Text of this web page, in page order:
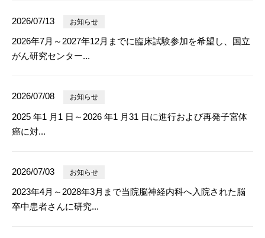
2026/07/13 お知らせ
2026年7月～2027年12月までに臨床試験参加を希望し、国立
がん研究センター...
2026/07/08 お知らせ
2025 年1 月1 日～2026 年1 月31 日に進行および再発子宮体
癌に対...
2026/07/03 お知らせ
2023年4月～2028年3月まで当院脳神経内科へ入院された脳
卒中患者さんに研究...